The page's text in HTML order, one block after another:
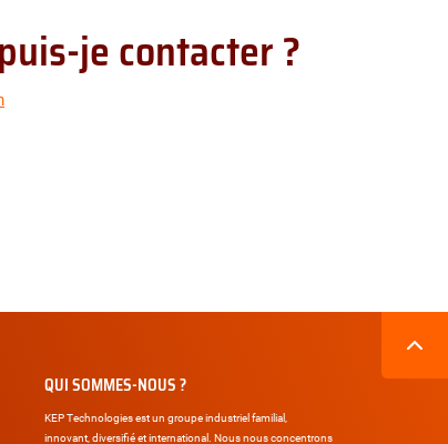
je contacter ?
QUI SOMMES-NOUS ?
KEP Technologies est un groupe industriel familial,
innovant, diversifié et international. Nous nous concentrons